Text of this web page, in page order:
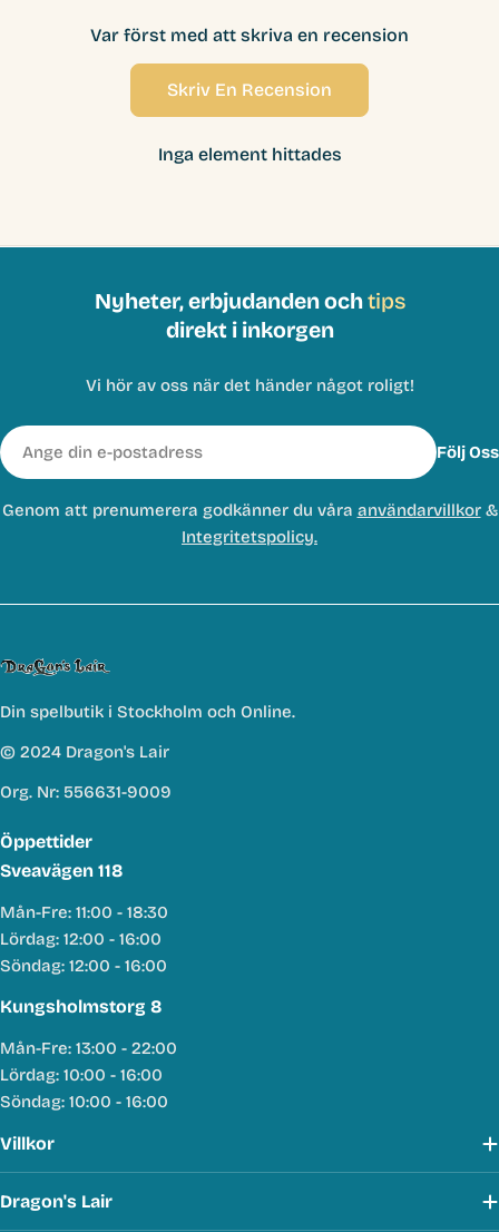
Var först med att skriva en recension
Skriv En Recension
Inga element hittades
Nyheter, erbjudanden ochtips
direkt i inkorgen
Vi hör av oss när det händer något roligt!
E-
post
Följ Oss
Genom att prenumerera godkänner du våra användarvillkor&
Integritetspolicy.
Din spelbutik i Stockholm och Online.
© 2024 Dragon's Lair
Org. Nr: 556631-9009
Öppettider
Sveavägen 118
Mån-Fre: 11:00 - 18:30
Lördag: 12:00 - 16:00
Söndag: 12:00 - 16:00
Kungsholmstorg 8
Mån-Fre: 13:00 - 22:00
Lördag: 10:00 - 16:00
Söndag: 10:00 - 16:00
Villkor
Dragon's Lair